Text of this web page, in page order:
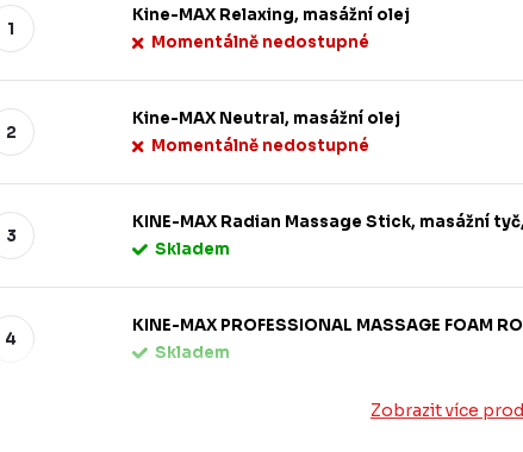
Kine-MAX Relaxing, masážní olej
Momentálně nedostupné
Kine-MAX Neutral, masážní olej
Momentálně nedostupné
KINE-MAX Radian Massage Stick, masážní
Skladem
KINE-MAX PROFESSIONAL MASSAGE FOAM
Skladem
Zobrazit více